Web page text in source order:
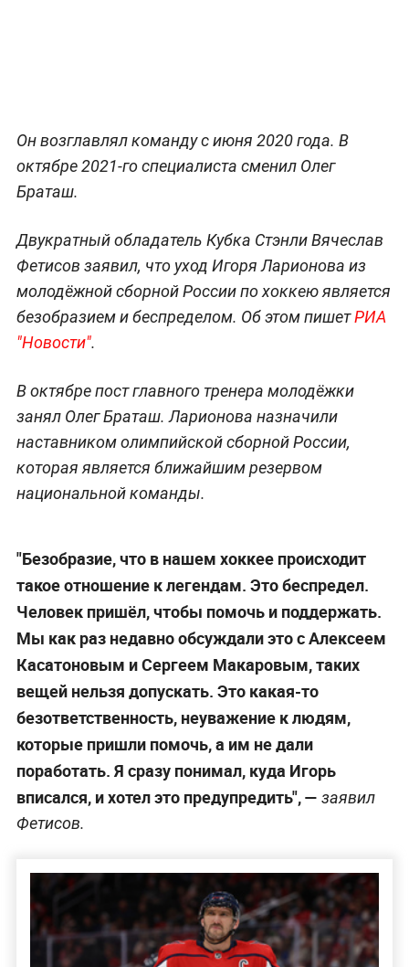
Он возглавлял команду с июня 2020 года. В
октябре 2021-го специалиста сменил Олег
Браташ.
Двукратный обладатель Кубка Стэнли Вячеслав
Фетисов заявил, что уход Игоря Ларионова из
молодёжной сборной России по хоккею является
безобразием и беспределом. Об этом пишетРИА
"Новости".
В октябре пост главного тренера молодёжки
занял Олег Браташ. Ларионова назначили
наставником олимпийской сборной России,
которая является ближайшим резервом
национальной команды.
"Безобразие, что в нашем хоккее происходит
такое отношение к легендам. Это беспредел.
Человек пришёл, чтобы помочь и поддержать.
Мы как раз недавно обсуждали это с Алексеем
Касатоновым и Сергеем Макаровым, таких
вещей нельзя допускать. Это какая-то
безответственность, неуважение к людям,
которые пришли помочь, а им не дали
поработать. Я сразу понимал, куда Игорь
вписался, и хотел это предупредить", — заявил
Фетисов.